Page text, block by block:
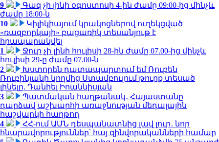
9
Գազ չի լինի օգոստոսի 4-ին ժամը 09:00-ից մինչև
ժամը 18:00-ն
10
Կիլիկիայում կրակոցներով ուղեկցված
«ռազբորկայի» բացառիկ տեսանյութ է
հրապարակվել
1
Ջուր չի լինի հուլիսի 28-ին ժամը 07.00-ից մինչև
հուլիսի 29-ը ժամը 07.00-ն
2
Խստորեն դատապարտում եմ Ռուբեն
Ռուբինյանի կողմից Ստամբուլում թուրք տեսած
լինելը. Դանիել Իոաննիսյան
3
Պատմական հաղթանակ․ Հայաստանը
դարձավ աշխարհի առաջնության մեդալային
հաշվարկի հաղթող
4
ՀՀ-ում ԱՄՆ դեսպանատնից լավ լուր․ նոր
հնարավորություններ՝ հայ զինվորականների համար